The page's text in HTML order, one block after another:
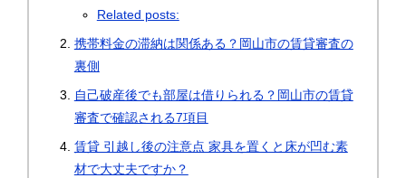
Related posts:
携帯料金の滞納は関係ある？岡山市の賃貸審査の
裏側
自己破産後でも部屋は借りられる？岡山市の賃貸
審査で確認される7項目
賃貸 引越し後の注意点 家具を置くと床が凹む素
材で大丈夫ですか？